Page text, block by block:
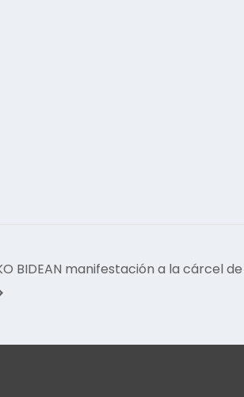
BIDEAN manifestación a la cárcel de